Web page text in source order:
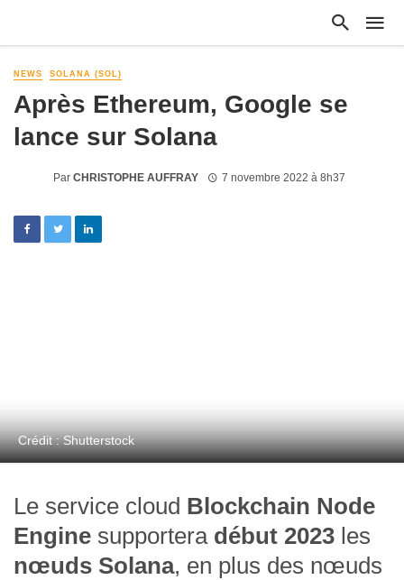
NEWS SOLANA (SOL)
Après Ethereum, Google se
lance sur Solana
Par CHRISTOPHE AUFFRAY 7 novembre 2022 à 8h37
Crédit : Shutterstock
Le service cloud Blockchain Node
Engine supportera début 2023 les
nœuds Solana, en plus des nœuds